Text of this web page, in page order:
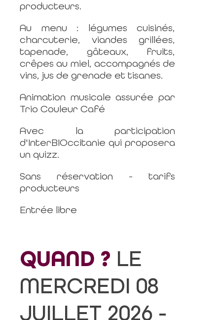
producteurs.
Au menu : légumes cuisinés,
charcuterie, viandes grillées,
tapenade, gâteaux, fruits,
crêpes au miel, accompagnés de
vins, jus de grenade et tisanes.
Animation musicale assurée par
Trio Couleur Café
Avec la participation
d'InterBIOccitanie qui proposera
un quizz.
Sans réservation - tarifs
producteurs
Entrée libre
QUAND ? LE
MERCREDI 08
JUILLET 2026 -